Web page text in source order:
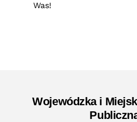
Was!
Wojewódzka i